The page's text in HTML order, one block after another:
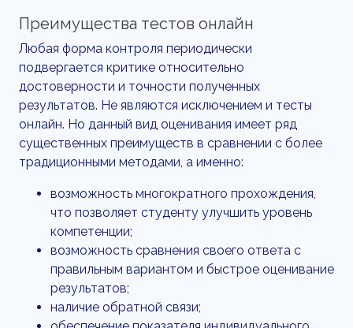
Преимущества тестов онлайн
Любая форма контроля периодически
подвергается критике относительно
достоверности и точности полученных
результатов. Не являются исключением и тесты
онлайн. Но данный вид оценивания имеет ряд
существенных преимуществ в сравнении с более
традиционными методами, а именно:
возможность многократного прохождения,
что позволяет студенту улучшить уровень
компетенции;
возможность сравнения своего ответа с
правильным вариантом и быстрое оценивание
результатов;
наличие обратной связи;